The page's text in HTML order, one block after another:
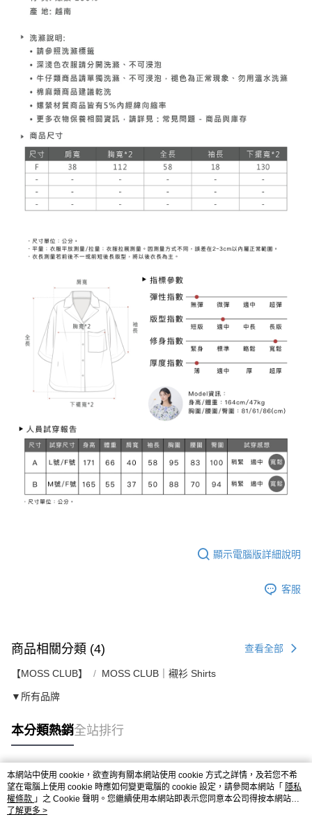
顯示電腦版詳細說明
客服
商品相關分類 (4) 查看全部
【MOSS CLUB】 MOSS CLUB｜襯衫 Shirts
▼所有品牌
本分類熱銷全站排行
熱門標籤
本網站中使用 cookie，欲查詢有關本網站使用 cookie 方式之詳情，及若您不希
望在電腦上使用 cookie 時應如何變更電腦的 cookie 設定，請參閱本網站「 隱私
權條款 」之 Cookie 聲明。您繼續使用本網站即表示您同意本公司得按本網站使
用條款之 Cookie 聲明使用 cookie。
了解更多 >